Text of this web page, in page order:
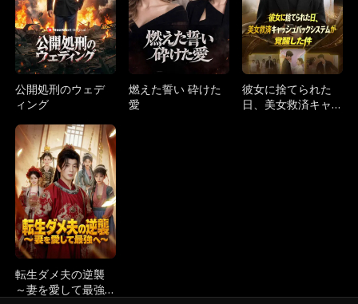
公開処刑のウェデ
ィング
燃えた誓い 砕けた
愛
彼女に捨てられた
日、美女救済キャ
転生ダメ夫の逆襲
～妻を愛して最強